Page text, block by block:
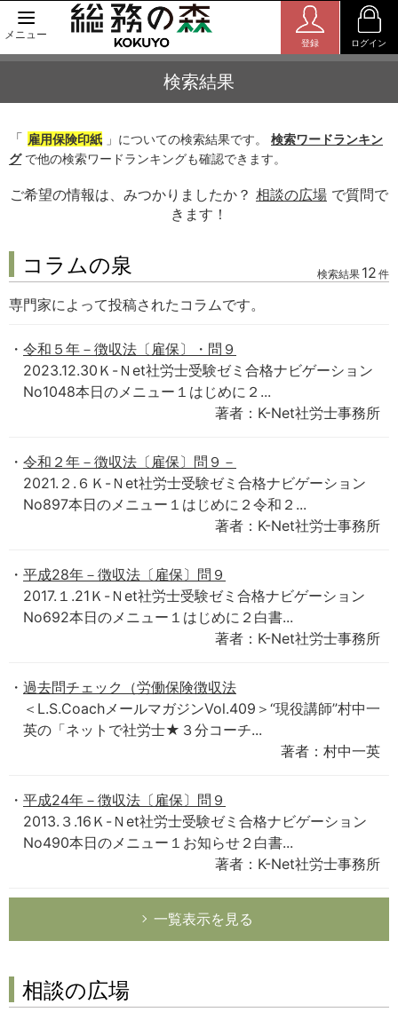
メニュー
登録 ログイン
検索結果
「 雇用保険印紙 」についての検索結果です。 検索ワードランキン
グで他の検索ワードランキングも確認できます。
ご希望の情報は、みつかりましたか？ 相談の広場 で質問で
きます！
コラムの泉 検索結果 12 件
専門家によって投稿されたコラムです。
令和５年－徴収法〔雇保〕・問９
2023.12.30Ｋ-Ｎet社労士受験ゼミ合格ナビゲーション
No1048本日のメニュー１はじめに２...
著者：K-Net社労士事務所
令和２年－徴収法〔雇保〕問９－
2021.２.６Ｋ-Ｎet社労士受験ゼミ合格ナビゲーション
No897本日のメニュー１はじめに２令和２...
著者：K-Net社労士事務所
平成28年－徴収法〔雇保〕問９
2017.１.21Ｋ-Ｎet社労士受験ゼミ合格ナビゲーション
No692本日のメニュー１はじめに２白書...
著者：K-Net社労士事務所
過去問チェック（労働保険徴収法
＜L.S.CoachメールマガジンVol.409＞“現役講師”村中一
英の「ネットで社労士★３分コーチ...
著者：村中一英
平成24年－徴収法〔雇保〕問９
2013.３.16Ｋ-Ｎet社労士受験ゼミ合格ナビゲーション
No490本日のメニュー１お知らせ２白書...
著者：K-Net社労士事務所
一覧表示を見る
相談の広場